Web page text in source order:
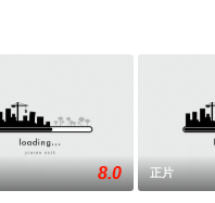
8.0 正片